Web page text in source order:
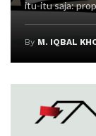
itu-itu saja:
By M. IQBAL